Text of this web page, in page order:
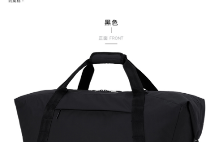
５．嚴禁一人註冊多個帳號或使用他人資訊註冊。若發現惡意使用之情形，